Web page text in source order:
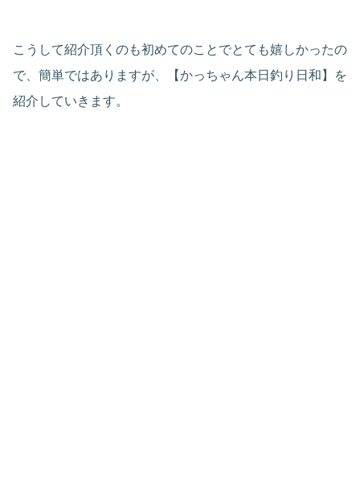
こうして紹介頂くのも初めてのことでとても嬉しかったの
で、簡単ではありますが、【かっちゃん本日釣り日和】を
紹介していきます。